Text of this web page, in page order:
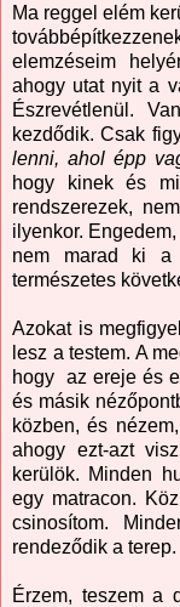
Ma reggel elém
elemzéseim
ahogy utat nyit a
Észrevétlenül.
kezdődik. Csak
lenni, ahol épp
hogy kinek és
rendszerezek,
ilyenkor.
nem marad ki a
természetes
Azokat is
lesz a testem. A
hogy az ereje és
és másik
közben, és
ahogy ezt-azt
kerülök. Minden
egy matracon.
csinosítom.
rendeződik a
Érzem, teszem a